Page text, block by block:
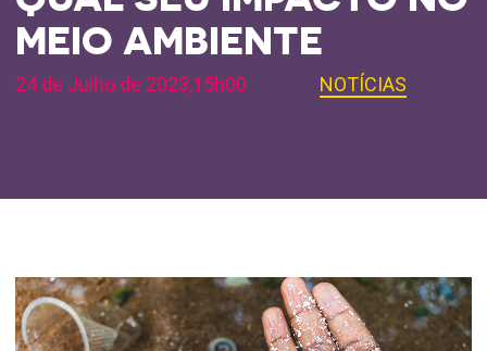
MEIO AMBIENTE
24 de Julho de 2023,15h00 NOTÍCIAS